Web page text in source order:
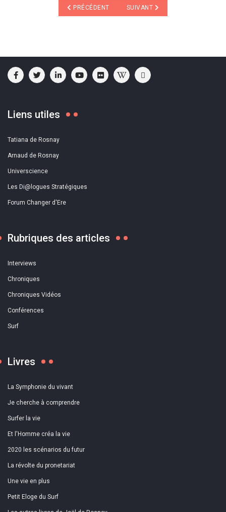
ARTICLE PRÉCÉDENT : A DÉCOUVRIR : "LA
PRÉCÉDENT ARTICLE SUIVANT :
SUIVANT
Liens utiles
Tatiana de Rosnay
Arnaud de Rosnay
Universcience
Les Di@logues Stratégiques
Forum Changer d'Ere
Rubriques des articles
Interviews
Chroniques
Chroniques Vidéos
Conférences
Surf
Livres
La Symphonie du vivant
Je cherche à comprendre
Surfer la vie
Et l'Homme créa la vie
2020 les scénarios du futur
La révolte du pronetariat
Une vie en plus
Petit Eloge du Surf